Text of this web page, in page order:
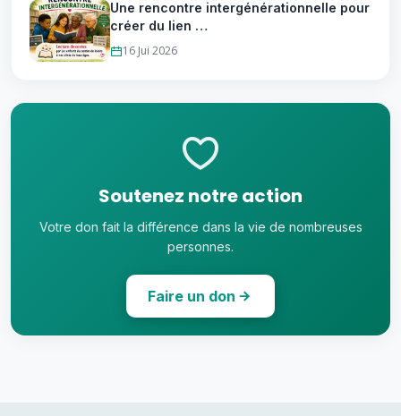
Une rencontre intergénérationnelle pour
créer du lien …
16 Jui 2026
Soutenez notre action
Votre don fait la différence dans la vie de nombreuses
personnes.
Faire un don